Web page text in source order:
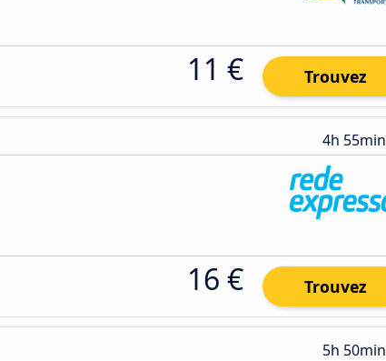
11 € Trouvez
4h 55min
16 € Trouvez
5h 50min